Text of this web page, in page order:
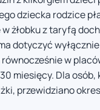
dziecka rodzice
żłobku z taryfą
dotyczyć
w
miesięcy. Dla osób,
przewidziano